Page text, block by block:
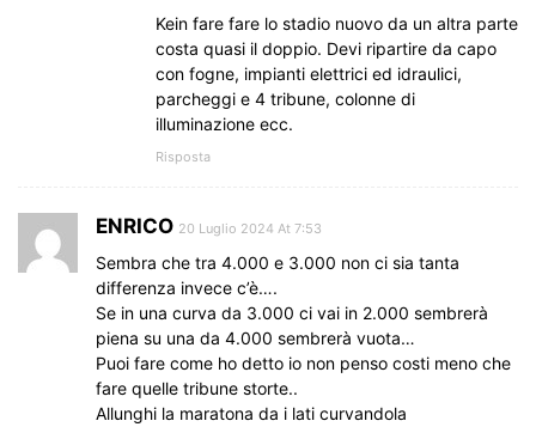
Kein fare fare lo stadio nuovo da un altra parte
costa quasi il doppio. Devi ripartire da capo
con fogne, impianti elettrici ed idraulici,
parcheggi e 4 tribune, colonne di
illuminazione ecc.
Risposta
ENRICO 20 Luglio 2024 At 7:53
Sembra che tra 4.000 e 3.000 non ci sia tanta
differenza invece c’è….
Se in una curva da 3.000 ci vai in 2.000 sembrerà
piena su una da 4.000 sembrerà vuota…
Puoi fare come ho detto io non penso costi meno che
fare quelle tribune storte..
Allunghi la maratona da i lati curvandola